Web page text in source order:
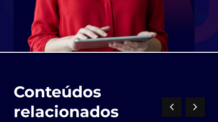
Conteúdos
relacionados